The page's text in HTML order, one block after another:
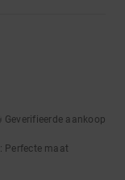
Geverifieerde aankoop
: Perfecte maat